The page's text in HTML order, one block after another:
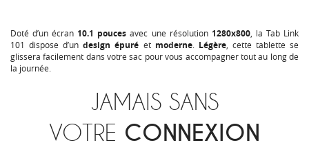
Doté d’un écran 10.1 pouces avec une résolution 1280x800, la Tab Link
101 dispose d’undesign épuré et moderne. Légère, cette tablette se
glissera facilement dans votre sac pour vous accompagner tout au long de
la journée.
JAMAIS SANS
VOTRE CONNEXION